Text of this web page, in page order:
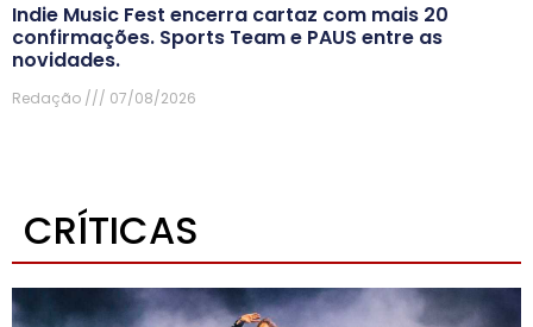
Indie Music Fest encerra cartaz com mais 20
confirmações. Sports Team e PAUS entre as
novidades.
Redação 07/08/2026
CRÍTICAS